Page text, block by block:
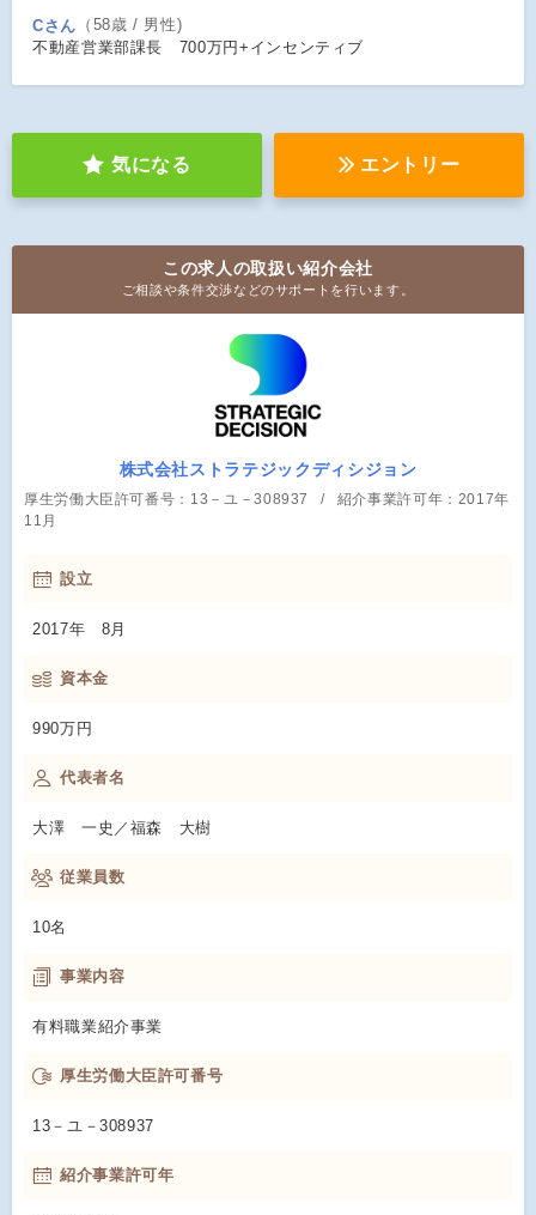
Cさん （58歳 / 男性)
不動産営業部課長 700万円+インセンティブ
気になる エントリー
この求人の取扱い紹介会社
ご相談や条件交渉などのサポートを行います。
株式会社ストラテジックディシジョン
厚生労働大臣許可番号：13－ユ－308937
紹介事業許可年：2017年
11月
設立
2017年 8月
資本金
990万円
代表者名
大澤 一史／福森 大樹
従業員数
10名
事業内容
有料職業紹介事業
厚生労働大臣許可番号
13－ユ－308937
紹介事業許可年